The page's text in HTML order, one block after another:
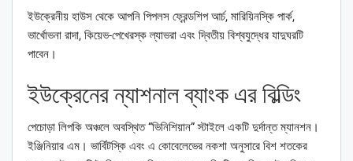
ইউক্রেনীয় হাউস থেকে আপনি পিপলস ফ্রেন্ডশিপ আর্চ, মারিয়িনস্কি পার্ক,
ভার্খোভনা রাদা, কিয়েভ-পেখেরস্ক ল্যাভরা এবং দ্বিতীয় বিশ্বযুদ্ধের যাদুঘরটি
পাবেন।
ইউক্রেনের ন্যাশনাল ব্যাংক এর বিল্ডিং
পেচোড়া লিপকি অঞ্চলে অবস্থিত “ভিনিশিয়ান” স্টাইলে একটি দুর্দান্ত ম্যানশন।
ইঞ্জিনিয়ার এম। ভার্বিটস্কি এবং এ কোবেলেভের নকশা অনুসারে বিশ শতকের